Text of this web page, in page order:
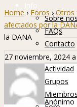
Info
Sobre
FAQs
Contacto
Hislibreños
Actividad
Grupos
Miembros
Home › Foros › Otros
afectados por la
la DANA
27 noviembre, 2024
Anónimo